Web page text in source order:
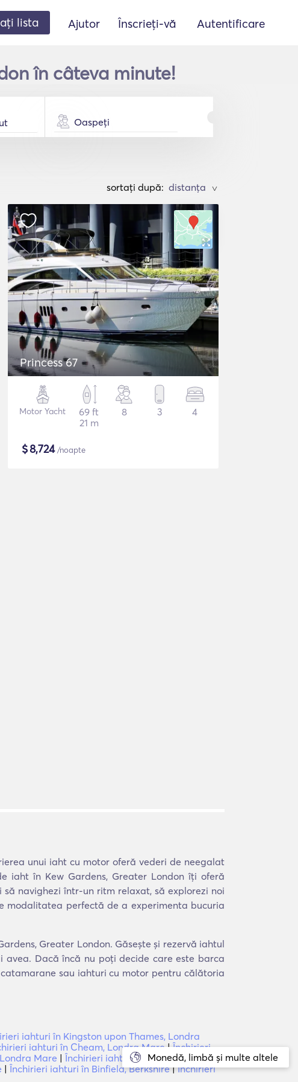
lista Ajutor Înscrieți-vă Autentificare
în câteva minute!
Oaspeți
sortați după: >
Princess 67
Motor Yacht
69 ft
21 m
8 3 4
$8,724/noapte
Monedă, limbă și multe altele
unui iaht cu motor oferă vederi de neegalat
iaht în Kew Gardens, Greater London îți oferă
navighezi într-un ritm relaxat, să explorezi noi
modalitatea perfectă de a experimenta bucuria
Greater London. Găsește și rezervă iahtul
Dacă încă nu poți decide care este barca
sau iahturi cu motor pentru călătoria
iahturi în Kingston upon Thames, Londra
iahturi în Cheam, Londra Mare|Închirieri
Mare | Închirieri iahturi în Downe, Greater
| Închirieri iahturi în Binfield, Berkshire|Închirieri